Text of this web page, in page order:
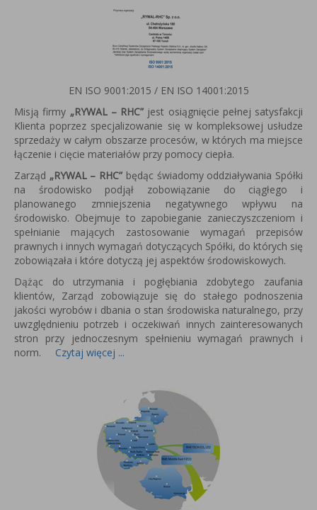
EN ISO 9001:2015 / EN ISO 14001:2015
Misją firmy „RYWAL – RHC” jest osiągnięcie pełnej satysfakcji
Klienta poprzez specjalizowanie się w kompleksowej usłudze
sprzedaży w całym obszarze procesów, w których ma miejsce
łączenie i cięcie materiałów przy pomocy ciepła.
Zarząd „RYWAL – RHC” będąc świadomy oddziaływania Spółki
na środowisko podjął zobowiązanie do ciągłego i
planowanego zmniejszenia negatywnego wpływu na
środowisko. Obejmuje to zapobieganie zanieczyszczeniom i
spełnianie mających zastosowanie wymagań przepisów
prawnych i innych wymagań dotyczących Spółki, do których się
zobowiązała i które dotyczą jej aspektów środowiskowych.
Dążąc do utrzymania i pogłębiania zdobytego zaufania
klientów, Zarząd zobowiązuje się do stałego podnoszenia
jakości wyrobów i dbania o stan środowiska naturalnego, przy
uwzględnieniu potrzeb i oczekiwań innych zainteresowanych
stron przy jednoczesnym spełnieniu wymagań prawnych i
norm. Czytaj więcej ...